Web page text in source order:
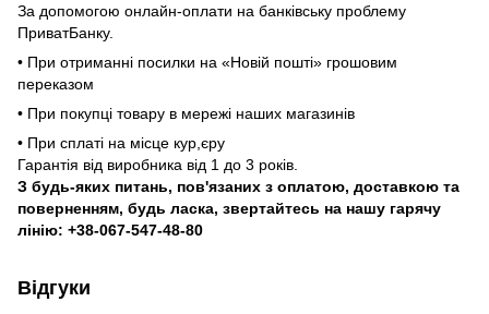
За допомогою онлайн-оплати на банківську проблему
ПриватБанку.
• При отриманні посилки на «Новій пошті» грошовим
переказом
• При покупці товару в мережі наших магазинів
• При сплаті на місце кур,єру
Гарантія від виробника від 1 до 3 років.
З будь-яких питань, пов'язаних з оплатою, доставкою та
поверненням, будь ласка, звертайтесь на нашу гарячу
лінію: +38-067-547-48-80
Відгуки